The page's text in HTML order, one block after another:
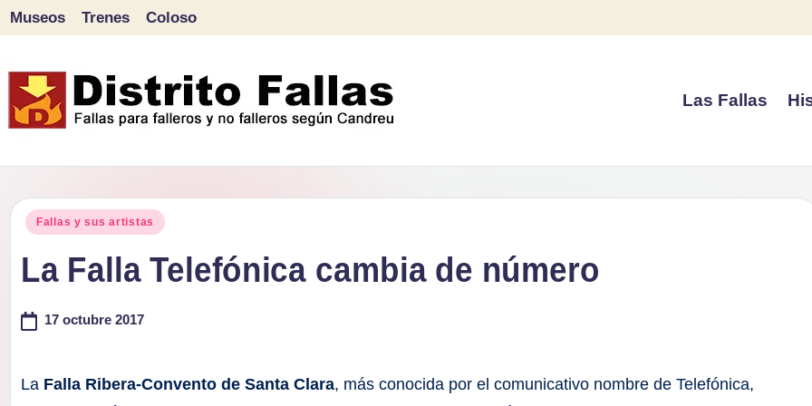
contenido
Museos Trenes Coloso
Las Fallas
Publicado
Fallas y sus artistas
La Falla Telefónica cambia de número
17 octubre 2017
La Falla Ribera-Convento de Santa Clara, más conocida por el comunicativo nombre de Telefónica,